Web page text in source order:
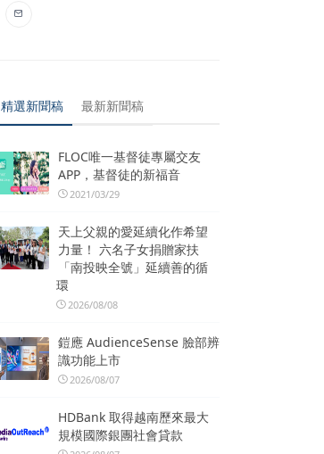
精選新聞稿 最新新聞稿
FLOC唯一基督徒專屬交友
APP，基督徒的新福音
2021/03/29
天上父親的愛延續化作希望
力量！ 六名子女捐贈家扶
「南投映全號」延續善的循
環
2026/08/08
鎧應 AudienceSense 臉部辨
識功能上市
2026/08/07
HDBank 取得越南歷來最大
規模國際銀團社會貸款